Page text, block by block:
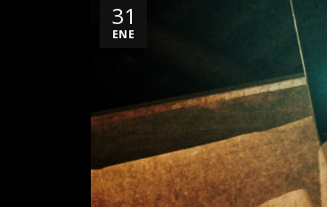
31
ENE